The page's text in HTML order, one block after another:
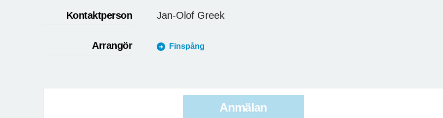
Kontaktperson Jan-Olof Greek
Arrangör Finspång
Anmälan